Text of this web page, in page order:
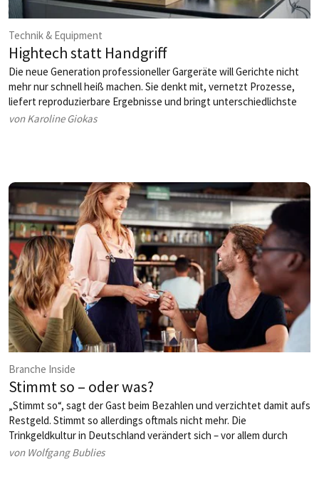
Technik & Equipment
Hightech statt Handgriff
Die neue Generation professioneller Gargeräte will Gerichte nicht
mehr nur schnell heiß machen. Sie denkt mit, vernetzt Prozesse,
liefert reproduzierbare Ergebnisse und bringt unterschiedlichste
Foodkonzepte unter einen Hut – vom Snack bis zum Fine-Dining-
von Karoline Giokas
Branche Inside
Stimmt so – oder was?
„Stimmt so“, sagt der Gast beim Bezahlen und verzichtet damit aufs
Restgeld. Stimmt so allerdings oftmals nicht mehr. Die
Trinkgeldkultur in Deutschland verändert sich – vor allem durch
digitale Kassensysteme und weil immer mehr Lokal­besucher lieber
von Wolfgang Bublies